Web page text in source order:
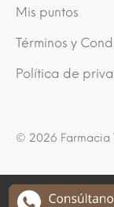
Mis puntos
Términos y
Política de
© 2026 Farmacia